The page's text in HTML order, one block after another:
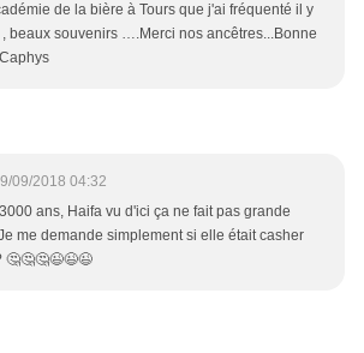
de la bière à Tours que j'ai fréquenté il y
beaux souvenirs ….Merci nos ancêtres...Bonne
09/2018 04:32
ans, Haifa vu d'ici ça ne fait pas grande
me demande simplement si elle était casher
🤔🤔🤔😉😉😉